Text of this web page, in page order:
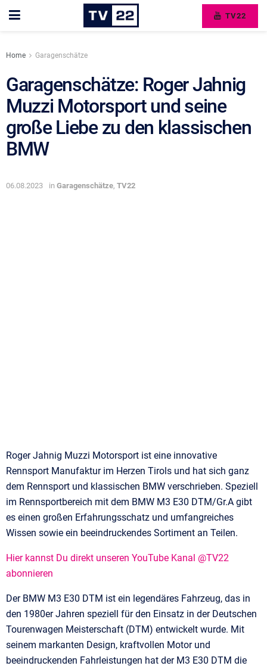
TV22
Home Garagenschätze
Garagenschätze: Roger Jahnig
Muzzi Motorsport und seine
große Liebe zu den klassischen
BMW
06.08.2023 in Garagenschätze, TV22
Roger Jahnig Muzzi Motorsport ist eine innovative
Rennsport Manufaktur im Herzen Tirols und hat sich ganz
dem Rennsport und klassischen BMW verschrieben. Speziell
im Rennsportbereich mit dem BMW M3 E30 DTM/Gr.A gibt
es einen großen Erfahrungsschatz und umfangreiches
Wissen sowie ein beeindruckendes Sortiment an Teilen.
Hier kannst Du direkt unseren YouTube Kanal @TV22
abonnieren
Der BMW M3 E30 DTM ist ein legendäres Fahrzeug, das in
den 1980er Jahren speziell für den Einsatz in der Deutschen
Tourenwagen Meisterschaft (DTM) entwickelt wurde. Mit
seinem markanten Design, kraftvollen Motor und
beeindruckenden Fahrleistungen hat der M3 E30 DTM die